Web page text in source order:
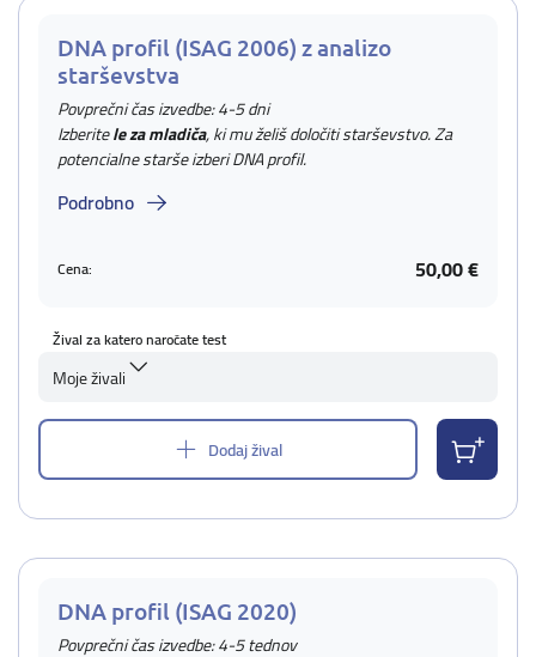
DNA profil (ISAG 2006) z analizo
starševstva
Povprečni čas izvedbe: 4-5 dni
Izberitele za mladiča, ki mu želiš določiti starševstvo. Za
potencialne starše izberi DNA profil.
Podrobno
Cena: 50,00 €
Žival za katero naročate test
Moje živali
Dodaj žival
DNA profil (ISAG 2020)
Povprečni čas izvedbe: 4-5 tednov